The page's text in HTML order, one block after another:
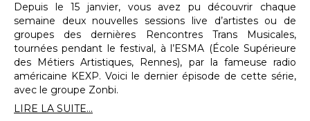
Depuis le 15 janvier, vous avez pu découvrir chaque
semaine deux nouvelles sessions live d’artistes ou de
groupes des dernières Rencontres Trans Musicales,
tournées pendant le festival, à l’ESMA (École Supérieure
des Métiers Artistiques, Rennes), par la fameuse radio
américaine KEXP. Voici le dernier épisode de cette série,
avec le groupe Zonbi.
LIRE LA SUITE...